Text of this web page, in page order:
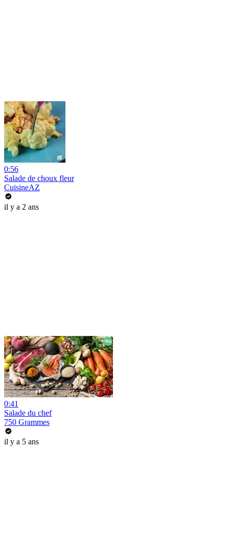
0:56
Salade de choux fleur
CuisineAZ
il y a 2 ans
0:41
Salade du chef
750 Grammes
il y a 5 ans